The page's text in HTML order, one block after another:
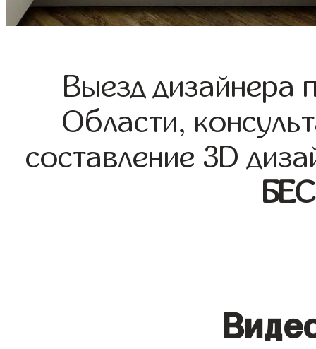
Выезд дизайнера
Области,
составление 3D